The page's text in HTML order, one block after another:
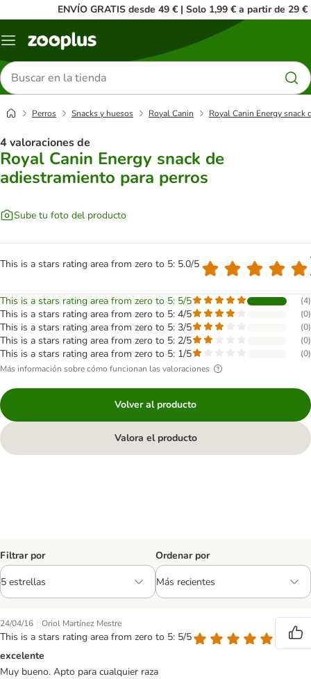
ENVÍO GRATIS desde 49 € | Solo 1,99 € a partir de 29 €
Menú
Buscar
productos
Perros Snacks y huesos Royal Canin Royal Canin Energy snack
4 valoraciones de
Royal Canin Energy snack de
adiestramiento para perros
Sube tu foto del producto
This is a stars rating area from zero to 5: 5.0/5
This is a stars rating area from zero to 5: 5/5 (4)
This is a stars rating area from zero to 5: 4/5 (0)
This is a stars rating area from zero to 5: 3/5 (0)
This is a stars rating area from zero to 5: 2/5 (0)
This is a stars rating area from zero to 5: 1/5 (0)
Más información sobre cómo funcionan las valoraciones
Volver al producto
Valora el producto
Filtrar por Ordenar por
24/04/16 | Oriol Martínez Mestre
This is a stars rating area from zero to 5: 5/5
excelente
Muy bueno. Apto para cualquier raza